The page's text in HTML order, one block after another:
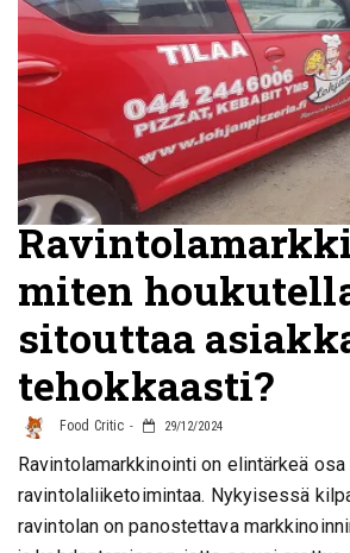
miten
sitouttaa
tehokkaasti?
Food Critic 29/12/2024
Ravintolamarkkinointi on elintärkeä
ravintolaliiketoimintaa. Nykyisessä
ravintolan on panostettava